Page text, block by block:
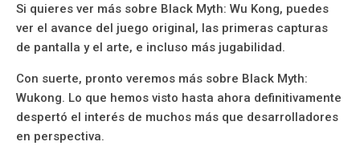
Si quieres ver más sobre Black Myth: Wu Kong, puedes
ver el avance del juego original, las primeras capturas
de pantalla y el arte, e incluso más jugabilidad.
Con suerte, pronto veremos más sobre Black Myth:
Wukong. Lo que hemos visto hasta ahora definitivamente
despertó el interés de muchos más que desarrolladores
en perspectiva.